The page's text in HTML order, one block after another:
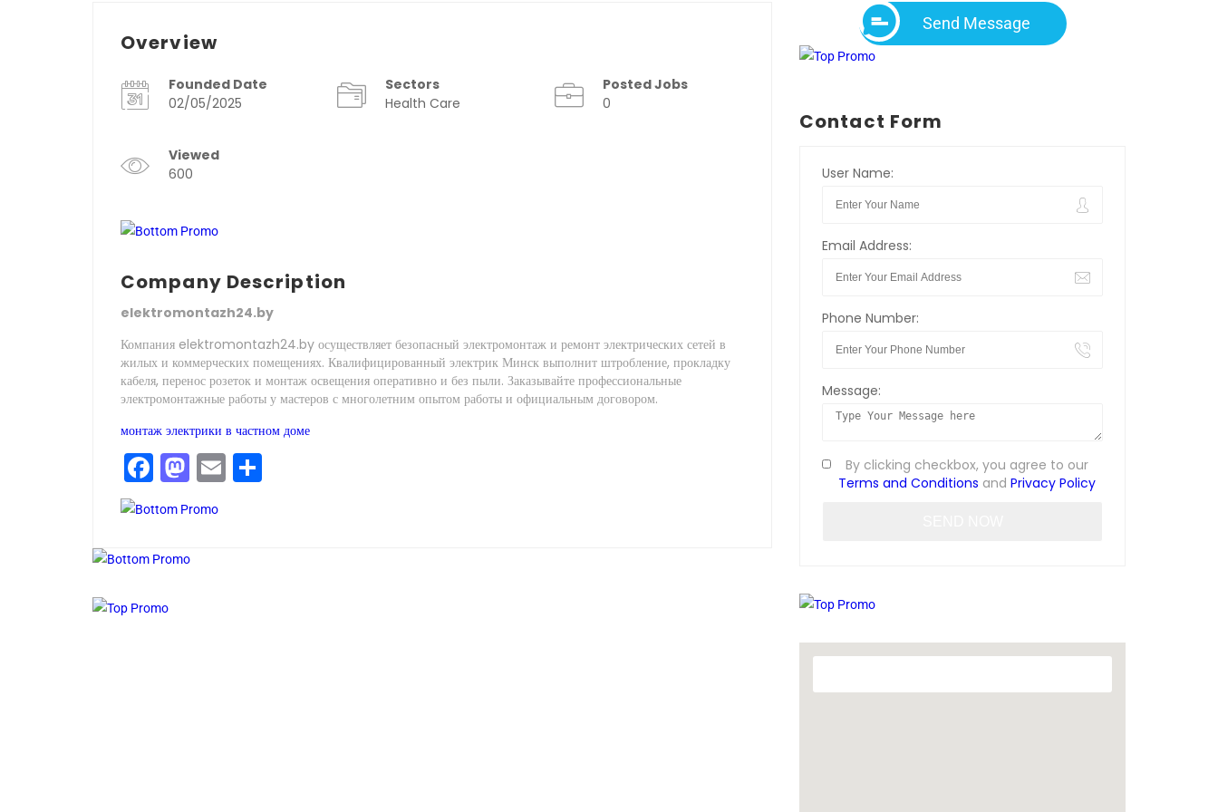
Overview
Founded Date
02/05/2025
Sectors
Health Care
Posted Jobs
0
Viewed
600
Company Description
elektromontazh24.by
Компания elektromontazh24.by осуществляет безопасный электромонтаж и ремонт электрических сетей в
жилых и коммерческих помещениях. Квалифицированный электрик Минск выполнит штробление, прокладку
кабеля, перенос розеток и монтаж освещения оперативно и без пыли. Заказывайте профессиональные
электромонтажные работы у мастеров с многолетним опытом работы и официальным договором.
монтаж электрики в частном доме
Facebook
Mastodon
Email
Send Message
Contact Form
User Name:
Email Address:
Phone Number:
Message:
By clicking checkbox, you agree to our
Terms and Conditions and Privacy Policy